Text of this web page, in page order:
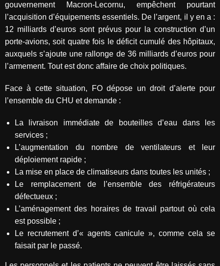
gouvernement Macron-Lecornu, empêchent pourtant
l’acquisition d’équipements essentiels. De l’argent, il y en a :
12 milliards d’euros sont prévus pour la construction d’un
porte-avions, soit quatre fois le déficit cumulé des hôpitaux,
auxquels s’ajoute une rallonge de 36 milliards d’euros pour
l’armement. Tout est donc affaire de choix politiques.
Face à cette situation, FO dépose un droit d’alerte pour
l’ensemble du CHU et demande :
La livraison immédiate de bouteilles d’eau dans les
services ;
L’augmentation du nombre de ventilateurs et leur
déploiement rapide ;
La mise en place de climatiseurs dans toutes les unités ;
Le remplacement de l’ensemble des réfrigérateurs
défectueux ;
L’aménagement des horaires de travail partout où cela
est possible ;
Le recrutement d’« agents canicule », comme cela se
faisait par le passé.